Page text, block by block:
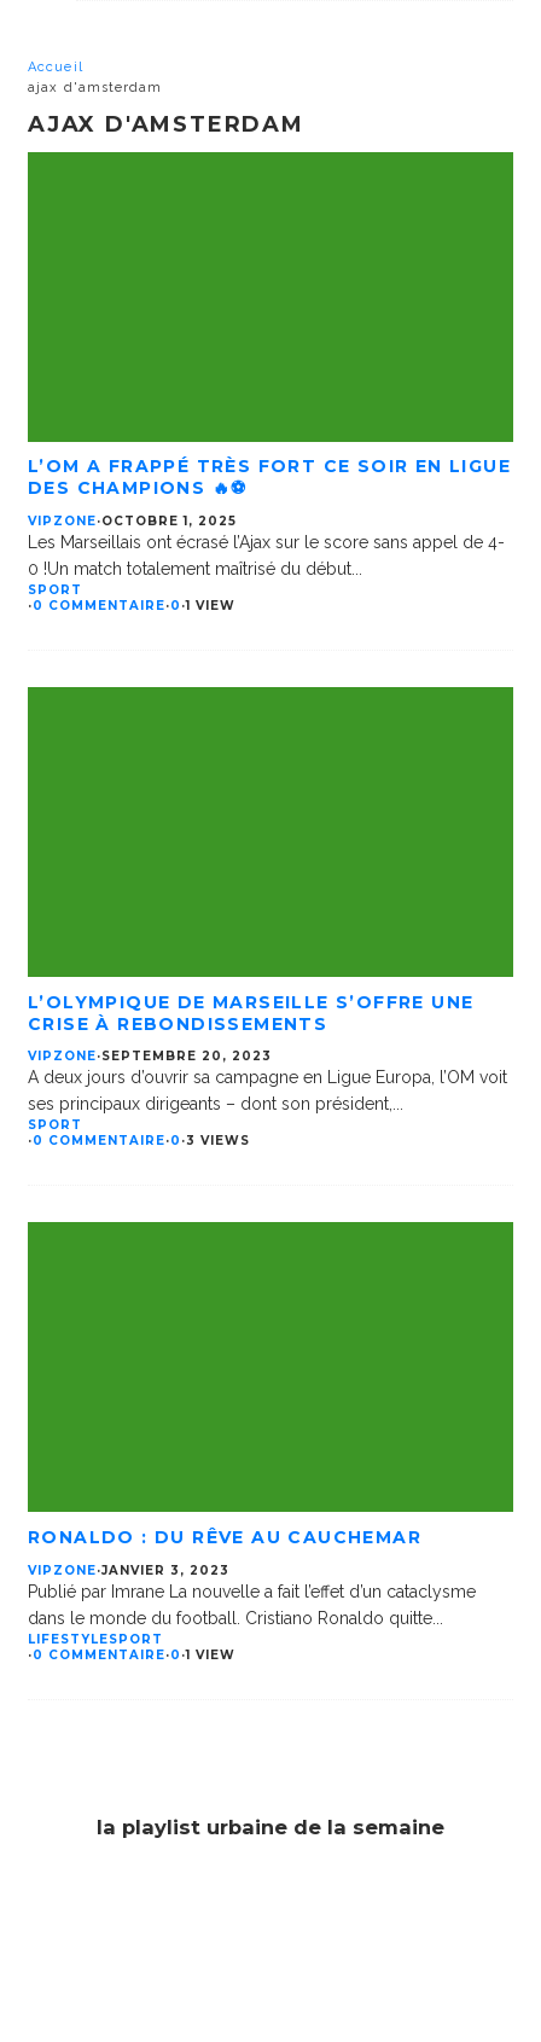
Accueil
ajax d'amsterdam
AJAX D'AMSTERDAM
L’OM A FRAPPÉ TRÈS FORT CE SOIR EN LIGUE
DES CHAMPIONS 🔥⚽️
VIPZONE·OCTOBRE 1, 2025
Les Marseillais ont écrasé l’Ajax sur le score sans appel de 4-
0 !Un match totalement maîtrisé du début
SPORT
·0 COMMENTAIRE·0 ·1 VIEW
L’OLYMPIQUE DE MARSEILLE S’OFFRE UNE
CRISE À REBONDISSEMENTS
VIPZONE·SEPTEMBRE 20, 2023
A deux jours d’ouvrir sa campagne en Ligue Europa, l’OM voit
ses principaux dirigeants – dont son président,...
SPORT
·0 COMMENTAIRE·0 ·3 VIEWS
RONALDO : DU RÊVE AU CAUCHEMAR
VIPZONE·JANVIER 3, 2023
Publié par Imrane La nouvelle a fait l’effet d’un cataclysme
dans le monde du football. Cristiano Ronaldo quitte
LIFESTYLESPORT
·0 COMMENTAIRE·0 ·1 VIEW
la playlist urbaine de la semaine